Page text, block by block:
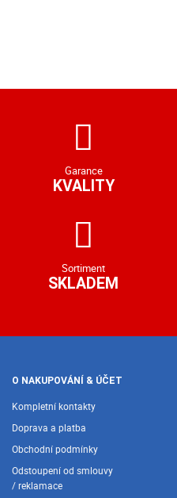
Garance
KVALITY
Sortiment
SKLADEM
O NAKUPOVÁNÍ & ÚČET
Kompletní kontakty
Doprava a platba
Obchodní podmínky
Odstoupení od smlouvy
/ reklamace